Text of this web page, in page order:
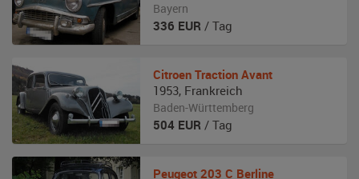
Bayern
336 EUR / Tag
Citroen Traction Avant
1953, Frankreich
Baden-Württemberg
504 EUR / Tag
Peugeot 203 C Berline